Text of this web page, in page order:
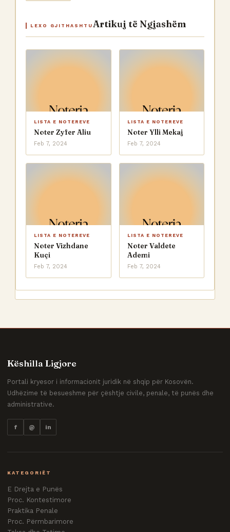
LEXO GJITHASHTU Artikuj të Ngjashëm
LISTA E NOTEREVE
Noter Zyfer Aliu
Feb 7, 2024
LISTA E NOTEREVE
Noter Ylli Mekaj
Feb 7, 2024
LISTA E NOTEREVE
Noter Vizhdane
Kuçi
Feb 7, 2024
LISTA E NOTEREVE
Noter Valdete
Ademi
Feb 7, 2024
Këshilla Ligjore
Portali kryesor i informacionit juridik në shqip për Kosovën.
Udhëzime të besueshme për çështje civile, penale, të punës dhe
administrative.
f @ in
KATEGORIËT
E Drejta e Punës
Proc. Kontestimore
Praktika Penale
Proc. Përmbarimore